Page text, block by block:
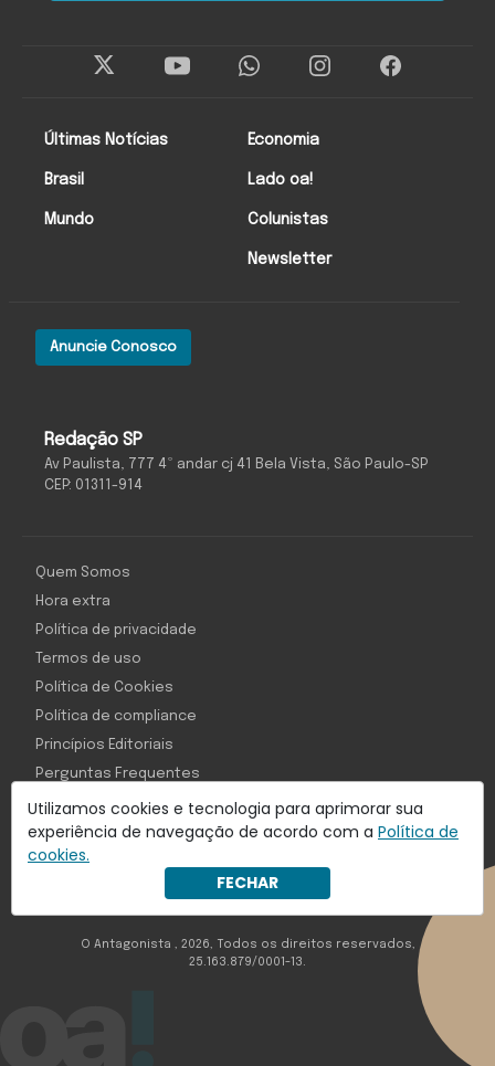
Utilizamos cookies e tecnologia para aprimorar sua
experiência de navegação de acordo com a Política de
cookies.
FECHAR
Redação SP
Av Paulista, 777 4º andar cj 41 Bela Vista, São Paulo-SP
CEP: 01311-914
Anuncie Conosco
Últimas Notícias
Brasil
Mundo
Economia
Lado oa!
Colunistas
Newsletter
Com inteligência e tecnologia:
Object1ve - Marketing Solution
Quem Somos
Hora extra
Política de privacidade
Termos de uso
Política de Cookies
Política de compliance
Princípios Editoriais
Perguntas Frequentes
O Antagonista , 2026, Todos os direitos reservados,
25.163.879/0001-13.